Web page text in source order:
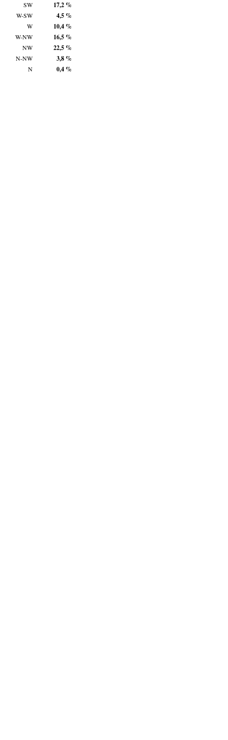
SW 17,2 %
W-SW 4,5 %
W 10,4 %
W-NW 16,5 %
NW 22,5 %
N-NW 3,8 %
N 0,4 %